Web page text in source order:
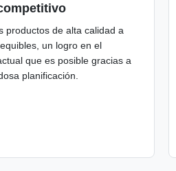
productos de alta calidad a
un logro en el
que es posible gracias a
planificación.